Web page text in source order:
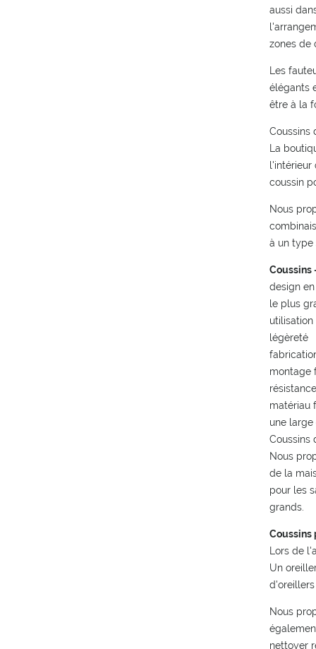
aussi
zones de
Les
élégants
être à la
Coussins
La
l'intérieur
coussin
Nous
à un type
Coussins
design
le plus
légèreté
montage
matériau
une
Coussins
Nous
de la
pour les
grands.
Coussins
Lors de
Un
Nous
nettoyer